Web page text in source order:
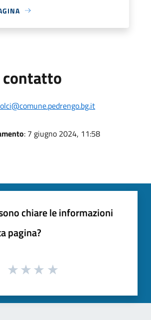
: 7 giugno 2024, 11:58
chiare le informazioni
pagina?